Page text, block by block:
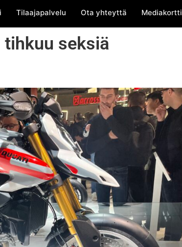
Tilaajapalvelu Ota yhteyttä Mediakortti
tihkuu seksiä